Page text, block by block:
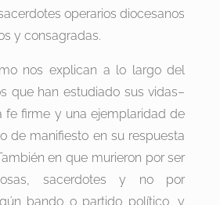
operarios diocesanos
y consagradas.
nos explican a lo largo del
que han estudiado sus vidas–
fe firme y una ejemplaridad de
de manifiesto en su respuesta
en que murieron por ser
sacerdotes y no por
bando o partido político, y